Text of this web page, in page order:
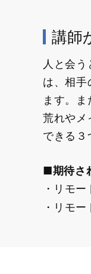
講師
人と会
は、相手
ます。
荒れやメ
できる３
■期待さ
リモ
リモ